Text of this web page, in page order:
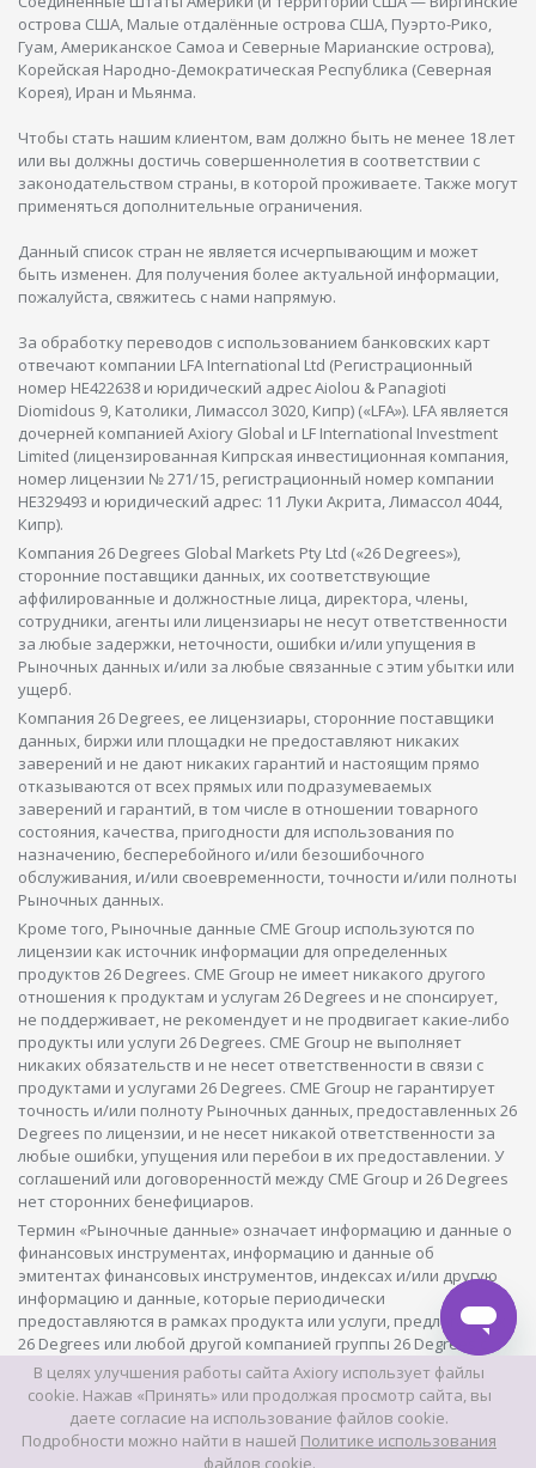
острова США, Малые отдалённые острова США, Пуэрто-Рико,
Гуам, Американское Самоа и Северные Марианские острова),
Корейская Народно-Демократическая Республика (Северная
Корея), Иран и Мьянма.
Чтобы стать нашим клиентом, вам должно быть не менее 18 лет
или вы должны достичь совершеннолетия в соответствии с
законодательством страны, в которой проживаете. Также могут
применяться дополнительные ограничения.
Данный список стран не является исчерпывающим и может
быть изменен. Для получения более актуальной информации,
пожалуйста, свяжитесь с нами напрямую.
За обработку переводов с использованием банковских карт
отвечают компании LFA International Ltd (Регистрационный
номер HE422638 и юридический адрес Aiolou & Panagioti
Diomidous 9, Католики, Лимассол 3020, Кипр) («LFA»). LFA является
дочерней компанией Axiory Global и LF International Investment
Limited (лицензированная Кипрская инвестиционная компания,
номер лицензии № 271/15, регистрационный номер компании
HE329493 и юридический адрес: 11 Луки Акрита, Лимассол 4044,
Кипр).
Компания 26 Degrees Global Markets Pty Ltd («26 Degrees»),
сторонние поставщики данных, их соответствующие
аффилированные и должностные лица, директора, члены,
сотрудники, агенты или лицензиары не несут ответственности
за любые задержки, неточности, ошибки и/или упущения в
Рыночных данных и/или за любые связанные с этим убытки или
ущерб.
Компания 26 Degrees, ее лицензиары, сторонние поставщики
данных, биржи или площадки не предоставляют никаких
заверений и не дают никаких гарантий и настоящим прямо
отказываются от всех прямых или подразумеваемых
заверений и гарантий, в том числе в отношении товарного
состояния, качества, пригодности для использования по
назначению, бесперебойного и/или безошибочного
обслуживания, и/или своевременности, точности и/или полноты
Рыночных данных.
Кроме того, Рыночные данные CME Group используются по
лицензии как источник информации для определенных
продуктов 26 Degrees. CME Group не имеет никакого другого
отношения к продуктам и услугам 26 Degrees и не спонсирует,
не поддерживает, не рекомендует и не продвигает какие-либо
продукты или услуги 26 Degrees. CME Group не выполняет
никаких обязательств и не несет ответственности в связи с
продуктами и услугами 26 Degrees. CME Group не гарантирует
точность и/или полноту Рыночных данных, предоставленных 26
Degrees по лицензии, и не несет никакой ответственности за
любые ошибки, упущения или перебои в их предоставлении. У
соглашений или договоренностй между CME Group и 26 Degrees
нет сторонних бенефициаров.
Термин «Рыночные данные» означает информацию и данные о
финансовых инструментах, информацию и данные об
эмитентах финансовых инструментов, индексах и/или другую
информацию и данные, которые периодически
предоставляются в рамках продукта или услуги, предлагаемых
26 Degrees или любой другой компанией группы 26 Degrees с
любой периодичностью обновления.
©2026 Данный интернет-сайт находится во владении и ведении
Axiory Global Limited.
В целях улучшения работы сайта Axiory использует файлы
cookie. Нажав «Принять» или продолжая просмотр сайта, вы
даете согласие на использование файлов cookie.
Подробности можно найти в нашей Политике использования
файлов cookie.